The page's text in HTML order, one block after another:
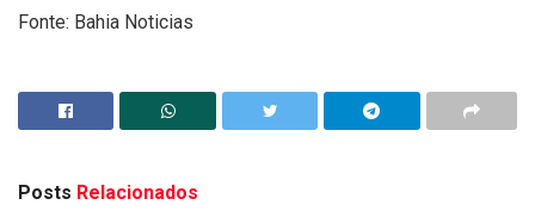
Fonte: Bahia Noticias
Posts Relacionados